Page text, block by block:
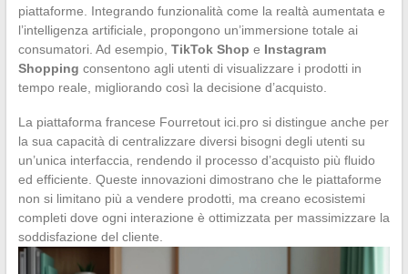
piattaforme. Integrando funzionalità come la realtà aumentata e
l’intelligenza artificiale, propongono un’immersione totale ai
consumatori. Ad esempio, TikTok Shop e Instagram
Shopping consentono agli utenti di visualizzare i prodotti in
tempo reale, migliorando così la decisione d’acquisto.
La piattaforma francese Fourretout ici.pro si distingue anche per
la sua capacità di centralizzare diversi bisogni degli utenti su
un’unica interfaccia, rendendo il processo d’acquisto più fluido
ed efficiente. Queste innovazioni dimostrano che le piattaforme
non si limitano più a vendere prodotti, ma creano ecosistemi
completi dove ogni interazione è ottimizzata per massimizzare la
soddisfazione del cliente.